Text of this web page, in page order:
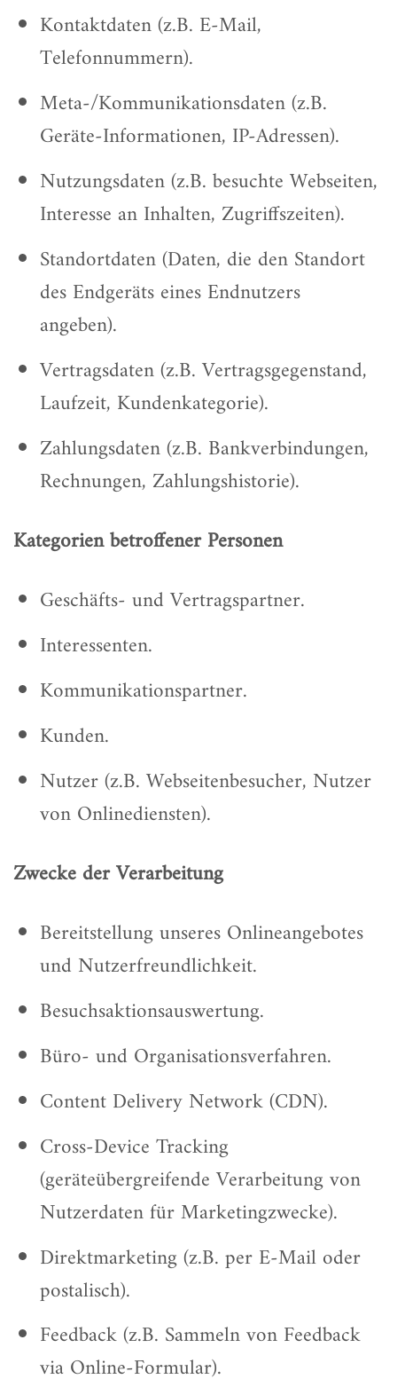
Kontaktdaten (z.B. E-Mail,
Telefonnummern).
Meta-/Kommunikationsdaten (z.B.
Geräte-Informationen, IP-Adressen).
Nutzungsdaten (z.B. besuchte Webseiten,
Interesse an Inhalten, Zugriffszeiten).
Standortdaten (Daten, die den Standort
des Endgeräts eines Endnutzers
angeben).
Vertragsdaten (z.B. Vertragsgegenstand,
Laufzeit, Kundenkategorie).
Zahlungsdaten (z.B. Bankverbindungen,
Rechnungen, Zahlungshistorie).
Kategorien betroffener Personen
Geschäfts- und Vertragspartner.
Interessenten.
Kommunikationspartner.
Kunden.
Nutzer (z.B. Webseitenbesucher, Nutzer
von Onlinediensten).
Zwecke der Verarbeitung
Bereitstellung unseres Onlineangebotes
und Nutzerfreundlichkeit.
Besuchsaktionsauswertung.
Büro- und Organisationsverfahren.
Content Delivery Network (CDN).
Cross-Device Tracking
(geräteübergreifende Verarbeitung von
Nutzerdaten für Marketingzwecke).
Direktmarketing (z.B. per E-Mail oder
postalisch).
Feedback (z.B. Sammeln von Feedback
via Online-Formular).